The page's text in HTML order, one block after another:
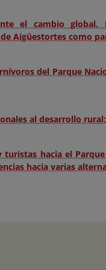
el cambio global.
Aigüestortes como
del Parque
al desarrollo
turistas hacia el
hacia varias